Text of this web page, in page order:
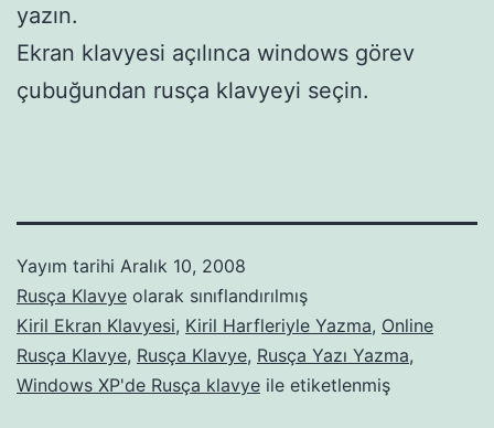
yazın.
Ekran klavyesi açılınca windows görev
çubuğundan rusça klavyeyi seçin.
Yayım tarihi Aralık 10, 2008
Rusça Klavye olarak sınıflandırılmış
Kiril Ekran Klavyesi, Kiril Harfleriyle Yazma, Online
Rusça Klavye, Rusça Klavye, Rusça Yazı Yazma,
Windows XP'de Rusça klavye ile etiketlenmiş